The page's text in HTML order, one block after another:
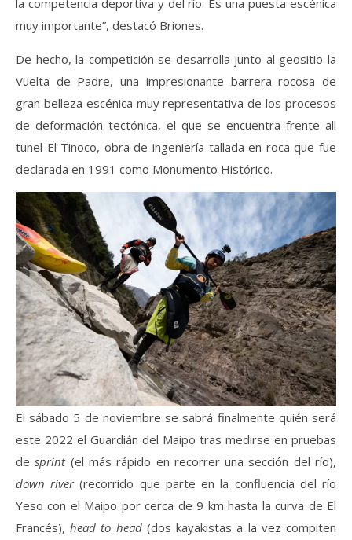
la competencia deportiva y del río. Es una puesta escénica
muy importante”, destacó Briones.
De hecho, la competición se desarrolla junto al geositio la
Vuelta de Padre, una impresionante barrera rocosa de
gran belleza escénica muy representativa de los procesos
de deformación tectónica, el que se encuentra frente all
tunel El Tinoco, obra de ingeniería tallada en roca que fue
declarada en 1991 como Monumento Histórico.
El sábado 5 de noviembre se sabrá finalmente quién será
este 2022 el Guardián del Maipo tras medirse en pruebas
desprint(el más rápido en recorrer una sección del río),
down river(recorrido que parte en la confluencia del río
Yeso con el Maipo por cerca de 9 km hasta la curva de El
Francés),head to head(dos kayakistas a la vez compiten